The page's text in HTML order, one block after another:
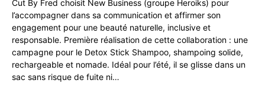
Cut By Fred choisit New Business (groupe Heroiks) pour
l’accompagner dans sa communication et affirmer son
engagement pour une beauté naturelle, inclusive et
responsable. Première réalisation de cette collaboration : une
campagne pour le Detox Stick Shampoo, shampoing solide,
rechargeable et nomade. Idéal pour l’été, il se glisse dans un
sac sans risque de fuite ni…